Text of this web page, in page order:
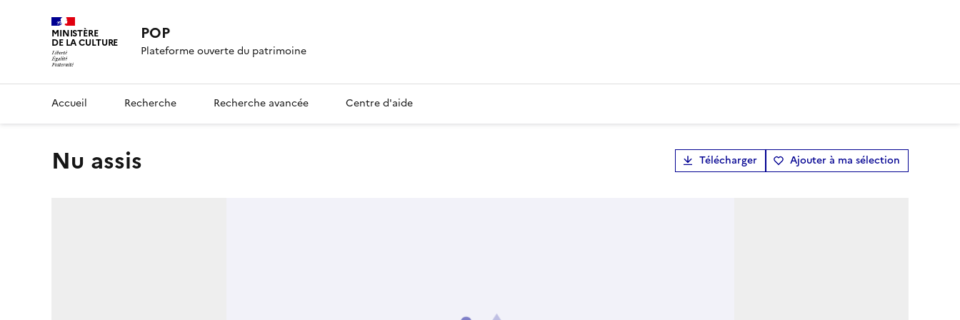
MINISTÈRE
DE LA CULTURE POP
Plateforme ouverte du patrimoine
Accueil Recherche Recherche avancée Centre d'aide
Nu assis Télécharger Ajouter à ma sélection